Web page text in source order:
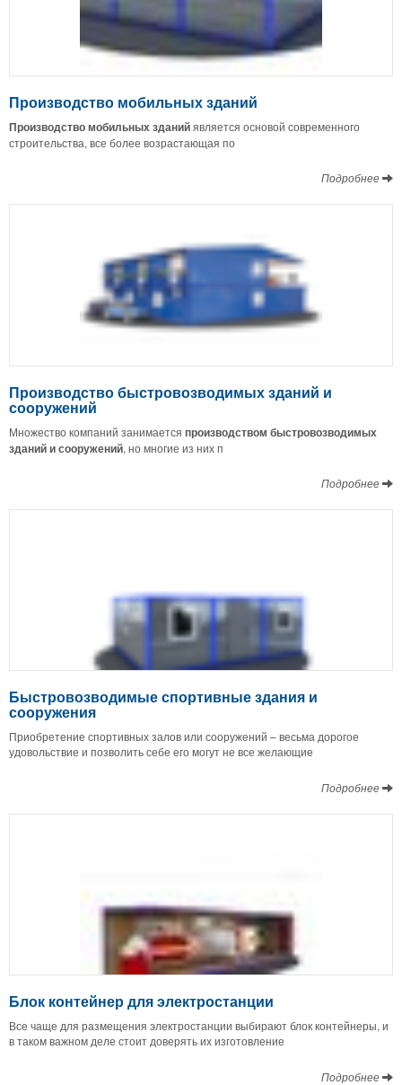
Производство мобильных зданий
Производство мобильных зданийявляется основой современного
строительства, все более возрастающая по
Подробнее
Производство быстровозводимых зданий и
сооружений
Множество компаний занимается производством быстровозводимых
зданий и сооружений, но многие из них п
Подробнее
Быстровозводимые спортивные здания и
сооружения
Приобретение спортивных залов или сооружений – весьма дорогое
удовольствие и позволить себе его могут не все желающие
Подробнее
Блок контейнер для электростанции
Все чаще для размещения электростанции выбирают блок контейнеры, и
в таком важном деле стоит доверять их изготовление
Подробнее